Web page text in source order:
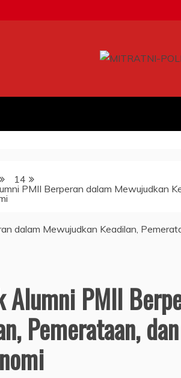
14
PMII Berperan dalam Mewujudkan
Alumni PMII
Pemerataan, dan